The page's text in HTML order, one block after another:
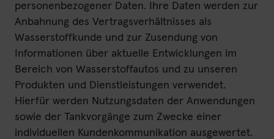
personenbezogener Daten. Ihre Daten werden zur
Anbahnung des Vertragsverhältnisses als
Wasserstoffkunde und zur Zusendung von
Informationen über aktuelle Entwicklungen im
Bereich von Wasserstoffautos und zu unseren
Produkten und Dienstleistungen verwendet.
Hierfür werden Nutzungsdaten der Anwendungen
sowie der Tankvorgänge zum Zwecke einer
individuellen Kundenkommunikation ausgewertet.